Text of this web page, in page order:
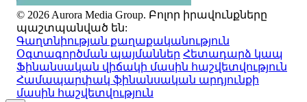
© 2026 Aurora Media Group. Բոլոր իրավունքները
պաշտպանված են:
Գաղտնիության քաղաքականություն
Օգտագործման պայմաններ Հետադարձ կապ
Ֆինանսական վիճակի մասին հաշվետվություն
Համապարփակ ֆինանսական արդյունքի
մասին հաշվետվություն